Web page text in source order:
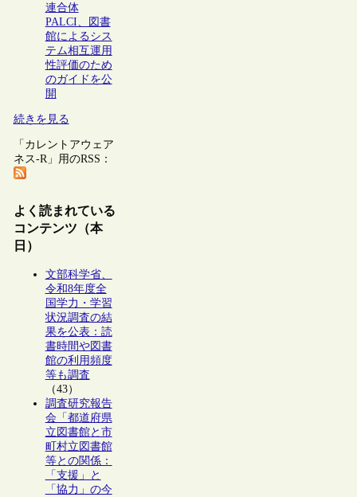
連合体
PALCI、図書
館によるシス
テム相互運用
性評価のため
のガイドを公
開
続きを見る
「カレントアウェア
ネス-R」用のRSS：
よく読まれている
コンテンツ（本
日）
文部科学省、
令和8年度全
国学力・学習
状況調査の結
果を公表：読
書時間や図書
館の利用頻度
等も調査
（43）
調査研究報告
会「都道府県
立図書館と市
町村立図書館
等との関係：
「支援」と
「協力」の今